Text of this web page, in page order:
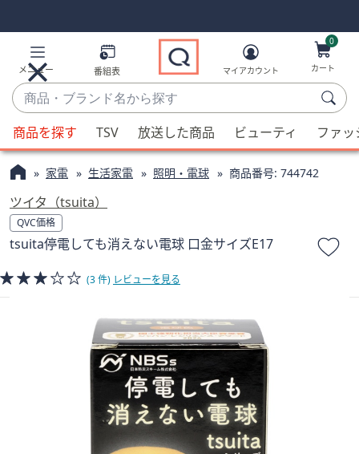
Links
Links2
メニュー 番組表
商
品・
ブ
ラ
ン
名
か
ら
す
候
補
が
利
用
可
能
場
マイアカウント
0
カート
商品を探す TSV 放送した商品 ビューティ ファ
家電 生活家電 照明・電球 商品番号: 744742
ツイタ（tsuita）
QVC価格
tsuita停電しても消えない電球 口金サイズE17
(3 件) レビューを見る